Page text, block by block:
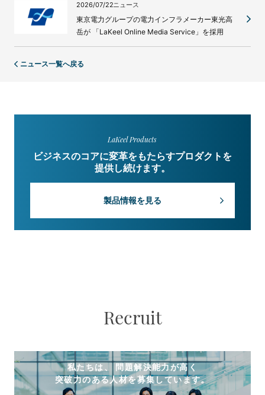
2026/07/22ニュース
東京電力グループの電力インフラメーカー東光高
岳が 「LaKeel Online Media Service」を採用
ニュース一覧へ戻る
LaKeel Products
ビジネスのコアに変革をもたらすプロダクトを
提供し続けます。
製品情報を見る
Recruit
私たちは、 問題解決能力が高く
突破力のある人材を募集しています。